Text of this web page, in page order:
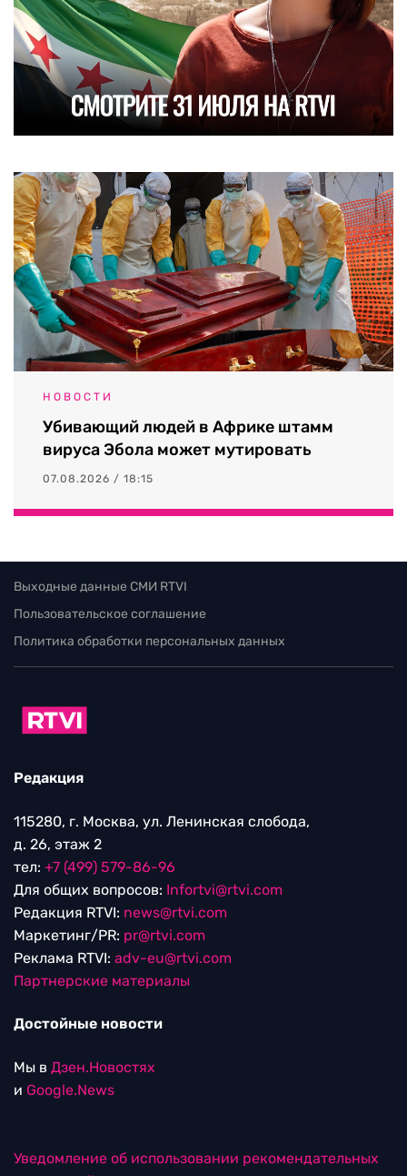
НОВОСТИ
Убивающий людей в Африке штамм
вируса Эбола может мутировать
07.08.2026 / 18:15
Выходные данные СМИ RTVI
Пользовательское соглашение
Политика обработки персональных данных
Редакция
115280, г. Москва, ул. Ленинская слобода,
д. 26, этаж 2
тел: +7 (499) 579-86-96
Для общих вопросов: Infortvi@rtvi.com
Редакция RTVI: news@rtvi.com
Маркетинг/PR: pr@rtvi.com
Реклама RTVI: adv-eu@rtvi.com
Партнерские материалы
Достойные новости
Мы в Дзен.Новостях
и Google.News
Уведомление об использовании рекомендательных